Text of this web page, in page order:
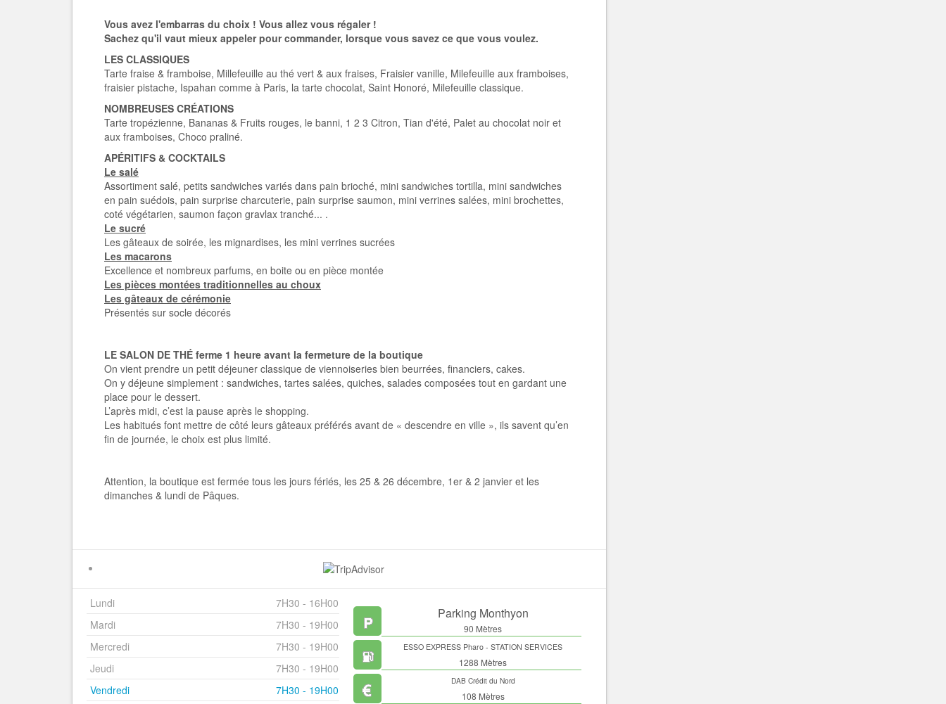
Vous avez l'embarras du choix ! Vous allez vous régaler !
Sachez qu'il vaut mieux appeler pour commander, lorsque vous savez ce que vous voulez.
LES CLASSIQUES
Tarte fraise & framboise, Millefeuille au thé vert & aux fraises, Fraisier vanille, Milefeuille aux framboises,
fraisier pistache, Ispahan comme à Paris, la tarte chocolat, Saint Honoré, Milefeuille classique.
NOMBREUSES CRÉATIONS
Tarte tropézienne, Bananas & Fruits rouges, le banni, 1 2 3 Citron, Tian d'été, Palet au chocolat noir et
aux framboises, Choco praliné.
APÉRITIFS & COCKTAILS
Le salé
Assortiment salé, petits sandwiches variés dans pain brioché, mini sandwiches tortilla, mini sandwiches
en pain suédois, pain surprise charcuterie, pain surprise saumon, mini verrines salées, mini brochettes,
coté végétarien, saumon façon gravlax tranché... .
Le sucré
Les gâteaux de soirée, les mignardises, les mini verrines sucrées
Les macarons
Excellence et nombreux parfums, en boite ou en pièce montée
Les pièces montées traditionnelles au choux
Les gâteaux de cérémonie
Présentés sur socle décorés
LE SALON DE THÉ ferme 1 heure avant la fermeture de la boutique
On vient prendre un petit déjeuner classique de viennoiseries bien beurrées, financiers, cakes.
On y déjeune simplement : sandwiches, tartes salées, quiches, salades composées tout en gardant une
place pour le dessert.
L’après midi, c’est la pause après le shopping.
Les habitués font mettre de côté leurs gâteaux préférés avant de « descendre en ville », ils savent qu’en
fin de journée, le choix est plus limité.
Attention, la boutique est fermée tous les jours fériés, les 25 & 26 décembre, 1er & 2 janvier et les
dimanches & lundi de Pâques.
Lundi
7H30 - 16H00
Mardi
7H30 - 19H00
Mercredi
7H30 - 19H00
Jeudi
7H30 - 19H00
Vendredi
7H30 - 19H00
Parking Monthyon
90 Mètres
ESSO EXPRESS Pharo - STATION SERVICES
1288 Mètres
DAB Crédit du Nord
108 Mètres